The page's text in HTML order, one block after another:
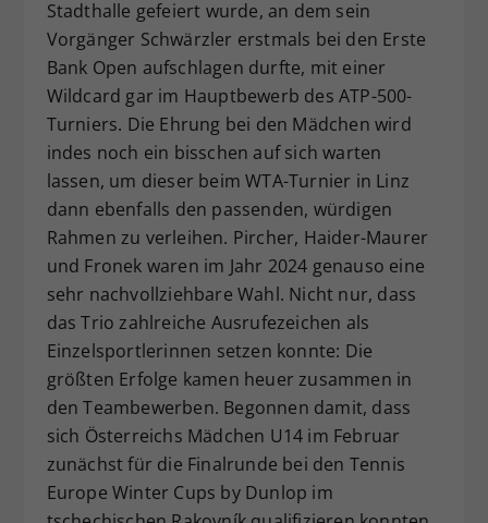
Stadthalle gefeiert wurde, an dem sein
Vorgänger Schwärzler erstmals bei den Erste
Bank Open aufschlagen durfte, mit einer
Wildcard gar im Hauptbewerb des ATP-500-
Turniers. Die Ehrung bei den Mädchen wird
indes noch ein bisschen auf sich warten
lassen, um dieser beim WTA-Turnier in Linz
dann ebenfalls den passenden, würdigen
Rahmen zu verleihen. Pircher, Haider-Maurer
und Fronek waren im Jahr 2024 genauso eine
sehr nachvollziehbare Wahl. Nicht nur, dass
das Trio zahlreiche Ausrufezeichen als
Einzelsportlerinnen setzen konnte: Die
größten Erfolge kamen heuer zusammen in
den Teambewerben. Begonnen damit, dass
sich Österreichs Mädchen U14 im Februar
zunächst für die Finalrunde bei den Tennis
Europe Winter Cups by Dunlop im